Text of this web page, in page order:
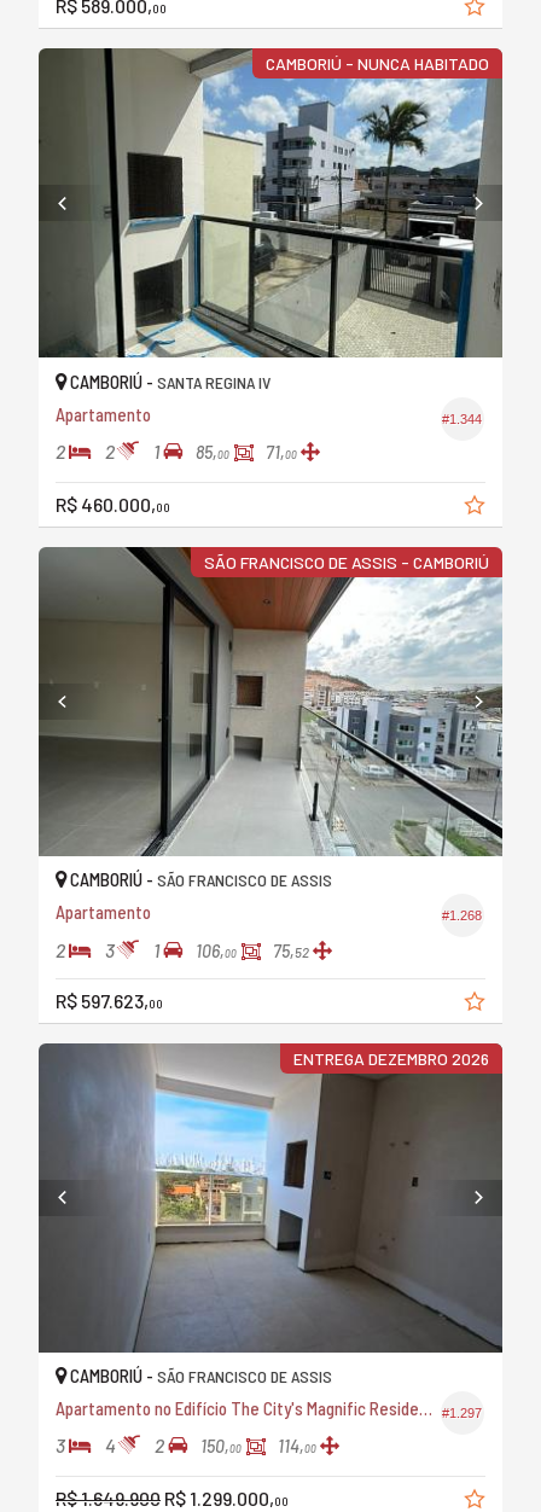
R$ 589.000,00
CAMBORIÚ - NUNCA HABITADO
#1.344
CAMBORIÚ - SANTA REGINA IV
Apartamento
2 2 1 85,00 71,00
R$ 460.000,00
SÃO FRANCISCO DE ASSIS - CAMBORIÚ
#1.268
CAMBORIÚ - SÃO FRANCISCO DE ASSIS
Apartamento
2 3 1 106,00 75,52
R$ 597.623,00
ENTREGA DEZEMBRO 2026
#1.297
CAMBORIÚ - SÃO FRANCISCO DE ASSIS
Apartamento no Edifício The City's Magnific Residence
3 4 2 150,00 114,00
R$ 1.649.900 R$ 1.299.000,00